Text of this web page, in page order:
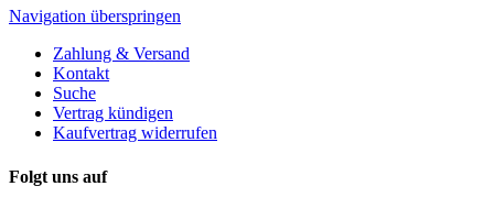
Navigation überspringen
Zahlung & Versand
Kontakt
Suche
Vertrag kündigen
Kaufvertrag widerrufen
Folgt uns auf